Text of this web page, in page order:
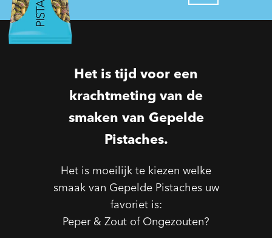
Het is tijd voor een
krachtmeting van de
smaken van Gepelde
Pistaches.
Het is moeilijk te kiezen welke
smaak van Gepelde Pistaches uw
favoriet is:
Peper & Zout of Ongezouten?